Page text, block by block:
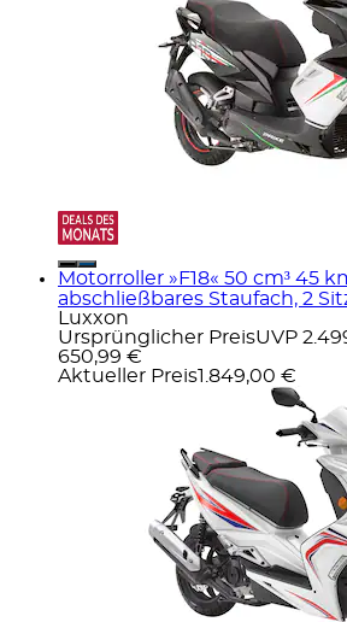
Motorroller »F18« 50 cm³ 45
abschließbares Staufach, 2
Luxxon
Ursprünglicher PreisUVP
650,99 €
Aktueller Preis1.849,00 €